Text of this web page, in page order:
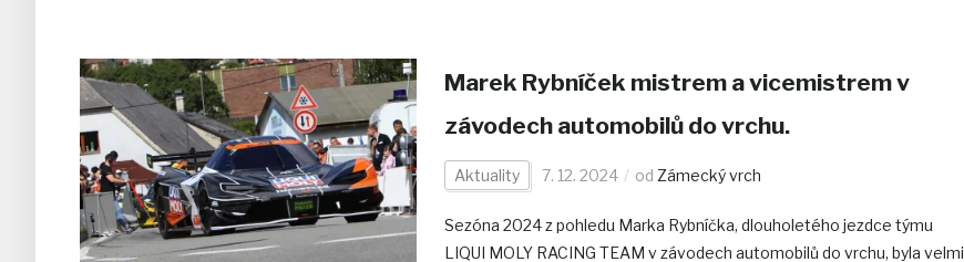
Marek Rybníček mistrem a vicemistrem v
závodech automobilů do vrchu.
Aktuality 7. 12. 2024 od Zámecký vrch
Sezóna 2024 z pohledu Marka Rybníčka, dlouholetého jezdce týmu
LIQUI MOLY RACING TEAM v závodech automobilů do vrchu, byla velmi